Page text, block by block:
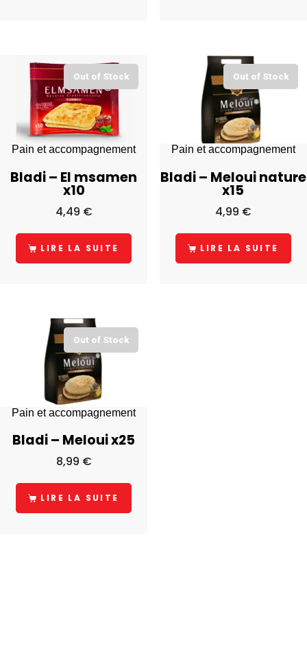
Out of Stock
Pain et accompagnement
Bladi – El msamen
x10
4,49 €
LIRE LA SUITE
Out of Stock
Pain et accompagnement
Bladi – Meloui nature
x15
4,99 €
LIRE LA SUITE
Out of Stock
Pain et accompagnement
Bladi – Meloui x25
8,99 €
LIRE LA SUITE